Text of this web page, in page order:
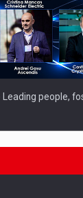
Leading people,